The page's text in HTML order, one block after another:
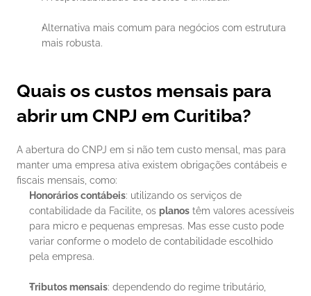
Alternativa mais comum para negócios com estrutura
mais robusta.
Quais os custos mensais para
abrir um CNPJ em Curitiba?
A abertura do CNPJ em si não tem custo mensal, mas para
manter uma empresa ativa existem obrigações contábeis e
fiscais mensais, como:
Honorários contábeis: utilizando os serviços de
contabilidade da Facilite, os planos têm valores acessíveis
para micro e pequenas empresas. Mas esse custo pode
variar conforme o modelo de contabilidade escolhido
pela empresa.
Tributos mensais: dependendo do regime tributário,